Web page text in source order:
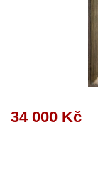
34 000 Kč